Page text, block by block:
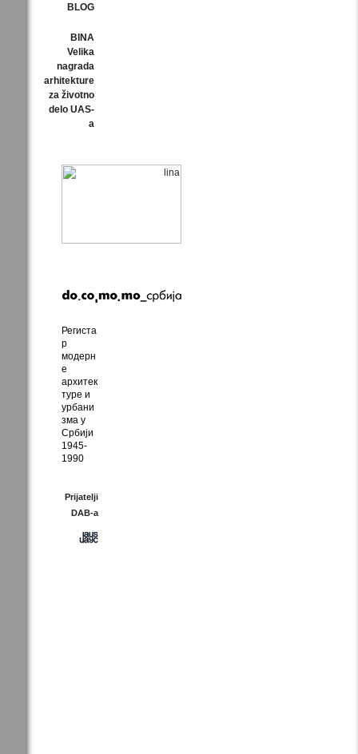
BLOG
BINA
Velika
nagrada
arhitekture
za životno
delo UAS-
a
Региста
р
модерн
е
архитек
туре и
урбани
зма у
Србији
1945-
1990
Prijatelji
DAB-a